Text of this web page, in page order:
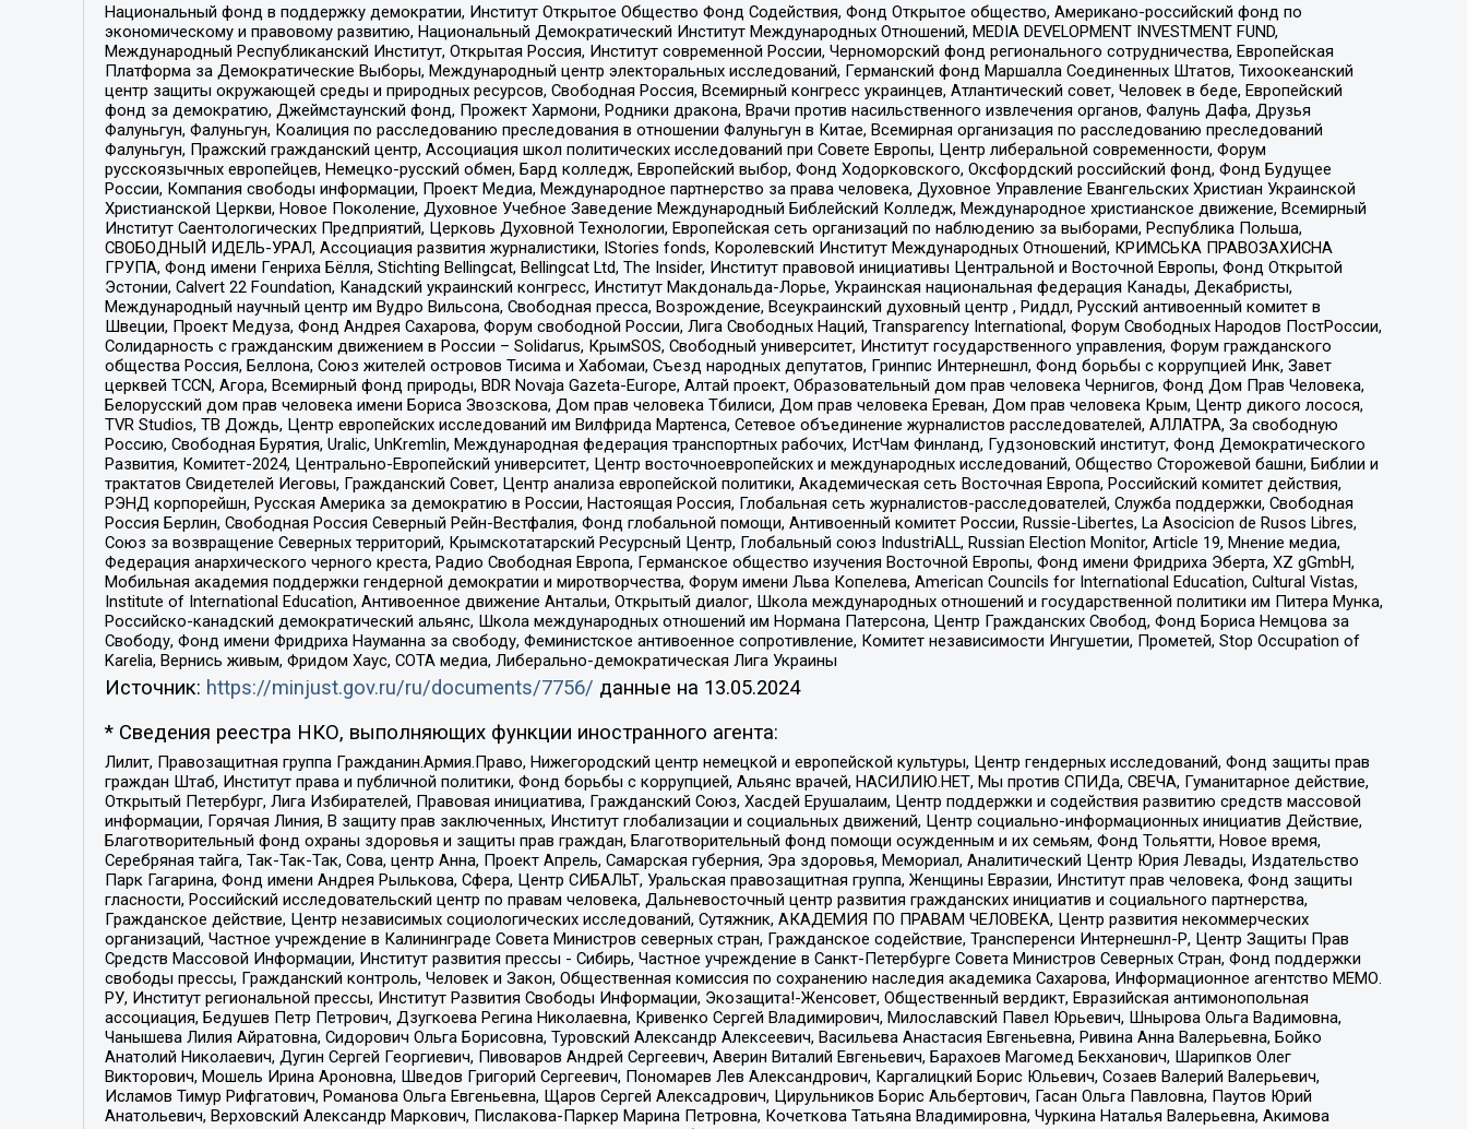
Национальный фонд в поддержку демократии, Институт Открытое Общество Фонд Содействия, Фонд Открытое общество, Американо-российский фонд по
экономическому и правовому развитию, Национальный Демократический Институт Международных Отношений, MEDIA DEVELOPMENT INVESTMENT FUND,
Международный Республиканский Институт, Открытая Россия, Институт современной России, Черноморский фонд регионального сотрудничества, Европейская
Платформа за Демократические Выборы, Международный центр электоральных исследований, Германский фонд Маршалла Соединенных Штатов, Тихоокеанский
центр защиты окружающей среды и природных ресурсов, Свободная Россия, Всемирный конгресс украинцев, Атлантический совет, Человек в беде, Европейский
фонд за демократию, Джеймстаунский фонд, Прожект Хармони, Родники дракона, Врачи против насильственного извлечения органов, Фалунь Дафа, Друзья
Фалуньгун, Фалуньгун, Коалиция по расследованию преследования в отношении Фалуньгун в Китае, Всемирная организация по расследованию преследований
Фалуньгун, Пражский гражданский центр, Ассоциация школ политических исследований при Совете Европы, Центр либеральной современности, Форум
русскоязычных европейцев, Немецко-русский обмен, Бард колледж, Европейский выбор, Фонд Ходорковского, Оксфордский российский фонд, Фонд Будущее
России, Компания свободы информации, Проект Медиа, Международное партнерство за права человека, Духовное Управление Евангельских Христиан Украинской
Христианской Церкви, Новое Поколение, Духовное Учебное Заведение Международный Библейский Колледж, Международное христианское движение, Всемирный
Институт Саентологических Предприятий, Церковь Духовной Технологии, Европейская сеть организаций по наблюдению за выборами, Республика Польша,
СВОБОДНЫЙ ИДЕЛЬ-УРАЛ, Ассоциация развития журналистики, IStories fonds, Королевский Институт Международных Отношений, КРИМСЬКА ПРАВОЗАХИСНА
ГРУПА, Фонд имени Генриха Бёлля, Stichting Bellingcat, Bellingcat Ltd, The Insider, Институт правовой инициативы Центральной и Восточной Европы, Фонд Открытой
Эстонии, Calvert 22 Foundation, Канадский украинский конгресс, Институт Макдональда-Лорье, Украинская национальная федерация Канады, Декабристы,
Международный научный центр им Вудро Вильсона, Свободная пресса, Возрождение, Всеукраинский духовный центр , Риддл, Русский антивоенный комитет в
Швеции, Проект Медуза, Фонд Андрея Сахарова, Форум свободной России, Лига Свободных Наций, Transparеncy International, Форум Свободных Народов ПостРоссии,
Солидарность с гражданским движением в России – Solidarus, КрымSOS, Свободный университет, Институт государственного управления, Форум гражданского
общества Россия, Беллона, Союз жителей островов Тисима и Хабомаи, Съезд народных депутатов, Гринпис Интернешнл, Фонд борьбы с коррупцией Инк, Завет
церквей TCCN, Агора, Всемирный фонд природы, BDR Novaja Gazeta-Europe, Алтай проект, Образовательный дом прав человека Чернигов, Фонд Дом Прав Человека,
Белорусский дом прав человека имени Бориса Звозскова, Дом прав человека Тбилиси, Дом прав человека Ереван, Дом прав человека Крым, Центр дикого лосося,
TVR Studios, ТВ Дождь, Центр европейских исследований им Вилфрида Мартенса, Сетевое объединение журналистов расследователей, АЛЛАТРА, За свободную
Россию, Свободная Бурятия, Uralic, UnKremlin, Международная федерация транспортных рабочих, ИстЧам Финланд, Гудзоновский институт, Фонд Демократического
Развития, Комитет-2024, Центрально-Европейский университет, Центр восточноевропейских и международных исследований, Общество Сторожевой башни, Библии и
трактатов Свидетелей Иеговы, Гражданский Совет, Центр анализа европейской политики, Академическая сеть Восточная Европа, Российский комитет действия,
РЭНД корпорейшн, Русская Америка за демократию в России, Настоящая Россия, Глобальная сеть журналистов-расследователей, Служба поддержки, Свободная
Россия Берлин, Свободная Россия Северный Рейн-Вестфалия, Фонд глобальной помощи, Антивоенный комитет России, Russie-Libertes, La Asocicion de Rusos Libres,
Союз за возвращение Северных территорий, Крымскотатарский Ресурсный Центр, Глобальный союз IndustriALL, Russian Election Monitor, Article 19, Мнение медиа,
Федерация анархического черного креста, Радио Свободная Европа, Германское общество изучения Восточной Европы, Фонд имени Фридриха Эберта, XZ gGmbH,
Мобильная академия поддержки гендерной демократии и миротворчества, Форум имени Льва Копелева, American Councils for International Education, Cultural Vistas,
Institute of International Education, Антивоенное движение Антальи, Открытый диалог, Школа международных отношений и государственной политики им Питера Мунка,
Российско-канадский демократический альянс, Школа международных отношений им Нормана Патерсона, Центр Гражданских Свобод, Фонд Бориса Немцова за
Свободу, Фонд имени Фридриха Науманна за свободу, Феминистское антивоенное сопротивление, Комитет независимости Ингушетии, Прометей, Stop Occupation of
Karelia, Вернись живым, Фридом Хаус, СОТА медиа, Либерально-демократическая Лига Украины
Источник: https://minjust.gov.ru/ru/documents/7756/ данные на 13.05.2024
* Сведения реестра НКО, выполняющих функции иностранного агента:
Лилит, Правозащитная группа Гражданин.Армия.Право, Нижегородский центр немецкой и европейской культуры, Центр гендерных исследований, Фонд защиты прав
граждан Штаб, Институт права и публичной политики, Фонд борьбы с коррупцией, Альянс врачей, НАСИЛИЮ.НЕТ, Мы против СПИДа, СВЕЧА, Гуманитарное действие,
Открытый Петербург, Лига Избирателей, Правовая инициатива, Гражданский Союз, Хасдей Ерушалаим, Центр поддержки и содействия развитию средств массовой
информации, Горячая Линия, В защиту прав заключенных, Институт глобализации и социальных движений, Центр социально-информационных инициатив Действие,
Благотворительный фонд охраны здоровья и защиты прав граждан, Благотворительный фонд помощи осужденным и их семьям, Фонд Тольятти, Новое время,
Серебряная тайга, Так-Так-Так, Сова, центр Анна, Проект Апрель, Самарская губерния, Эра здоровья, Мемориал, Аналитический Центр Юрия Левады, Издательство
Парк Гагарина, Фонд имени Андрея Рылькова, Сфера, Центр СИБАЛЬТ, Уральская правозащитная группа, Женщины Евразии, Институт прав человека, Фонд защиты
гласности, Российский исследовательский центр по правам человека, Дальневосточный центр развития гражданских инициатив и социального партнерства,
Гражданское действие, Центр независимых социологических исследований, Сутяжник, АКАДЕМИЯ ПО ПРАВАМ ЧЕЛОВЕКА, Центр развития некоммерческих
организаций, Частное учреждение в Калининграде Совета Министров северных стран, Гражданское содействие, Трансперенси Интернешнл-Р, Центр Защиты Прав
Средств Массовой Информации, Институт развития прессы - Сибирь, Частное учреждение в Санкт-Петербурге Совета Министров Северных Стран, Фонд поддержки
свободы прессы, Гражданский контроль, Человек и Закон, Общественная комиссия по сохранению наследия академика Сахарова, Информационное агентство МЕМО.
РУ, Институт региональной прессы, Институт Развития Свободы Информации, Экозащита!-Женсовет, Общественный вердикт, Евразийская антимонопольная
ассоциация, Бедушев Петр Петрович, Дзугкоева Регина Николаевна, Кривенко Сергей Владимирович, Милославский Павел Юрьевич, Шнырова Ольга Вадимовна,
Чанышева Лилия Айратовна, Сидорович Ольга Борисовна, Туровский Александр Алексеевич, Васильева Анастасия Евгеньевна, Ривина Анна Валерьевна, Бойко
Анатолий Николаевич, Дугин Сергей Георгиевич, Пивоваров Андрей Сергеевич, Аверин Виталий Евгеньевич, Барахоев Магомед Бекханович, Шарипков Олег
Викторович, Мошель Ирина Ароновна, Шведов Григорий Сергеевич, Пономарев Лев Александрович, Каргалицкий Борис Юльевич, Созаев Валерий Валерьевич,
Исламов Тимур Рифгатович, Романова Ольга Евгеньевна, Щаров Сергей Алексадрович, Цирульников Борис Альбертович, Гасан Ольга Павловна, Паутов Юрий
Анатольевич, Верховский Александр Маркович, Пислакова-Паркер Марина Петровна, Кочеткова Татьяна Владимировна, Чуркина Наталья Валерьевна, Акимова